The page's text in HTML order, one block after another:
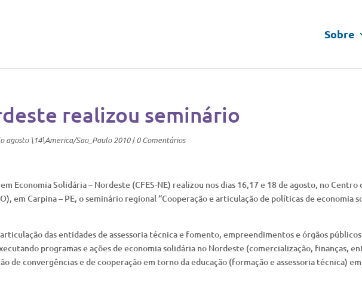
Sobre
realizou seminário
agosto \14\America/Sao_Paulo 2010|0 Comentários
Economia Solidária – Nordeste (CFES-NE) realizou nos dias 16,17 e 18 de agosto, no Centro
em Carpina – PE, o seminário regional “Cooperação e articulação de políticas de economia
das entidades de assessoria técnica e fomento, empreendimentos e órgãos
programas e ações de economia solidária no Nordeste (comercialização, finanças,
de convergências e de cooperação em torno da educação (formação e assessoria técnica) em